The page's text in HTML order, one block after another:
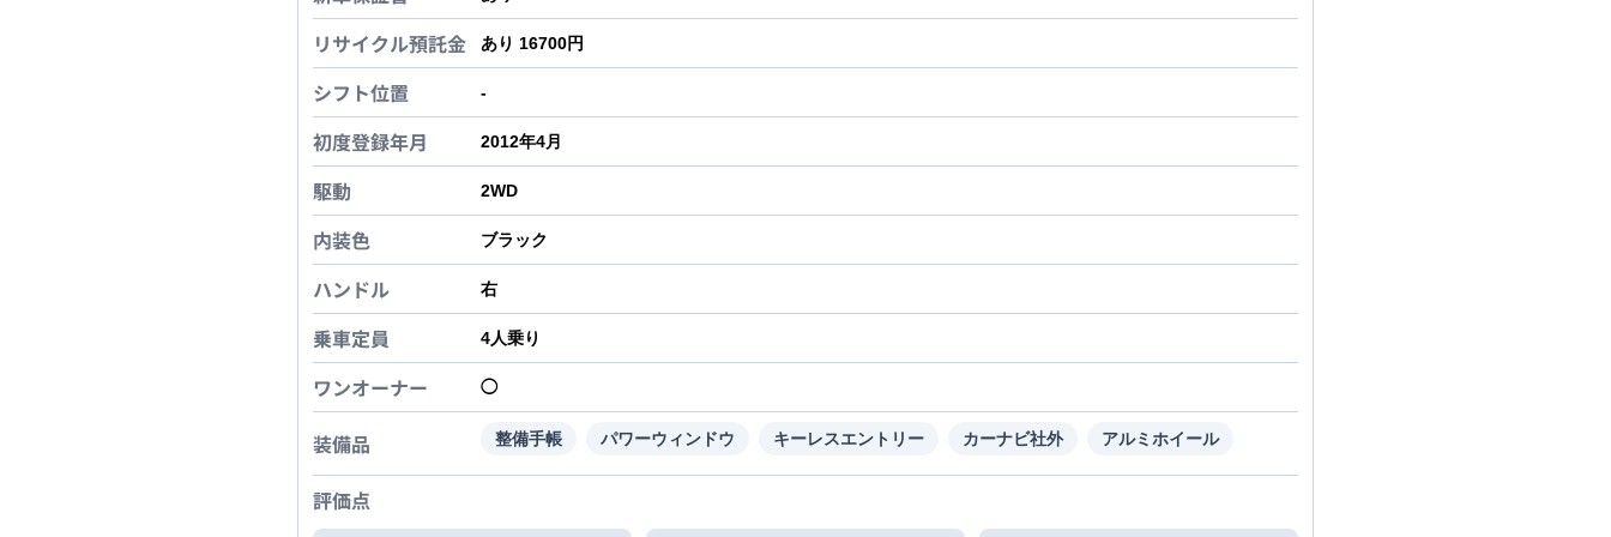
リサイクル預託金 あり 16700円
シフト位置 -
初度登録年月 2012年4月
駆動 2WD
内装色 ブラック
ハンドル 右
乗車定員 4人乗り
ワンオーナー ◯
装備品 整備手帳 パワーウィンドウ キーレスエントリー カーナビ社外 アルミホイール
評価点